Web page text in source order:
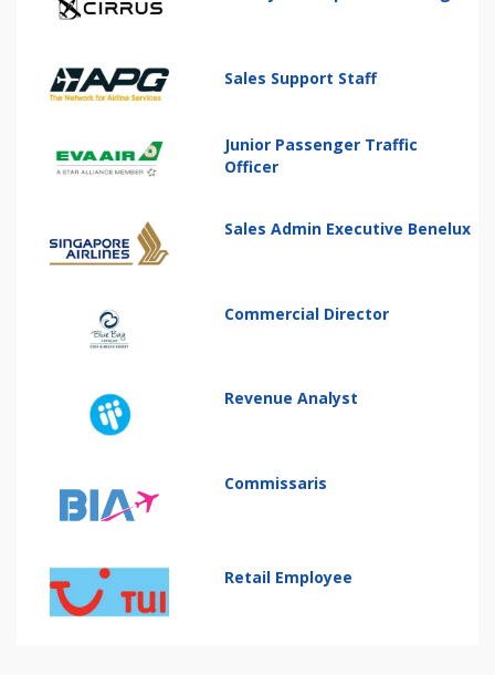
Sales Support Staff
Junior Passenger Traffic
Officer
Sales Admin Executive Benelux
Commercial Director
Revenue Analyst
Commissaris
Retail Employee